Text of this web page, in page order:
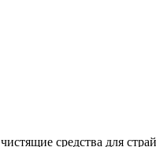
чистящие средства для